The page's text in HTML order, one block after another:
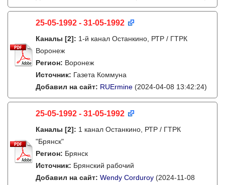
25-05-1992 - 31-05-1992
Каналы [2]: 1-й канал Останкино, РТР / ГТРК
Воронеж
Регион: Воронеж
Источник: Газета Коммуна
Добавил на сайт: RUErmine (2024-04-08 13:42:24)
25-05-1992 - 31-05-1992
Каналы [2]: 1 канал Останкино, РТР / ГТРК
"Брянск"
Регион: Брянск
Источник: Брянский рабочий
Добавил на сайт: Wendy Corduroy (2024-11-08